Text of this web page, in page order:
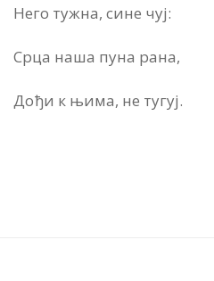
Него тужна, сине чуј:
Срца наша пуна рана,
Дођи к њима, не тугуј.